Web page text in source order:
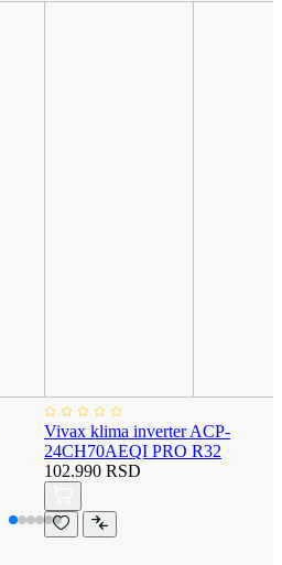
Vivax klima inverter ACP-
24CH70AEQI PRO R32
102.990 RSD